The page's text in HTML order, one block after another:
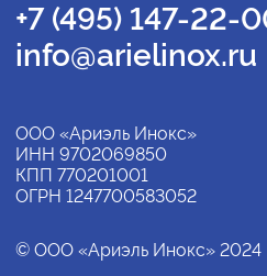
+7 (495) 147-22-
info@arielinox.ru
ООО «Ариэль Инокс»
ИНН 9702069850
КПП 770201001
ОГРН 1247700583052
© ООО «Ариэль Инокс» 2024